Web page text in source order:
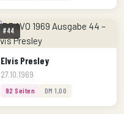
#44
Elvis Presley
27.10.1969
92 Seiten DM 1,00